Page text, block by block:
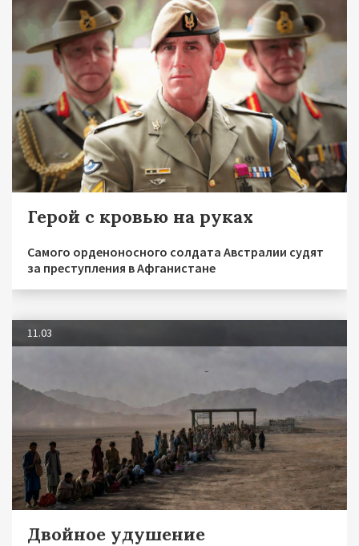
Герой с кровью на руках
Самого орденоносного солдата Австралии судят
за преступления в Афганистане
11.03
Двойное удушение